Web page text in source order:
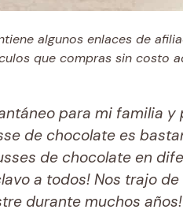
algunos enlaces de
que compras sin costo
para mi familia
de chocolate es
de chocolate en
a todos! Nos trajo
durante muchos años!